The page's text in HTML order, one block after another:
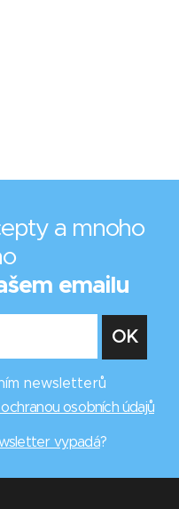
a mnoho
emailu
newsletterů
osobních údajů
vypadá?